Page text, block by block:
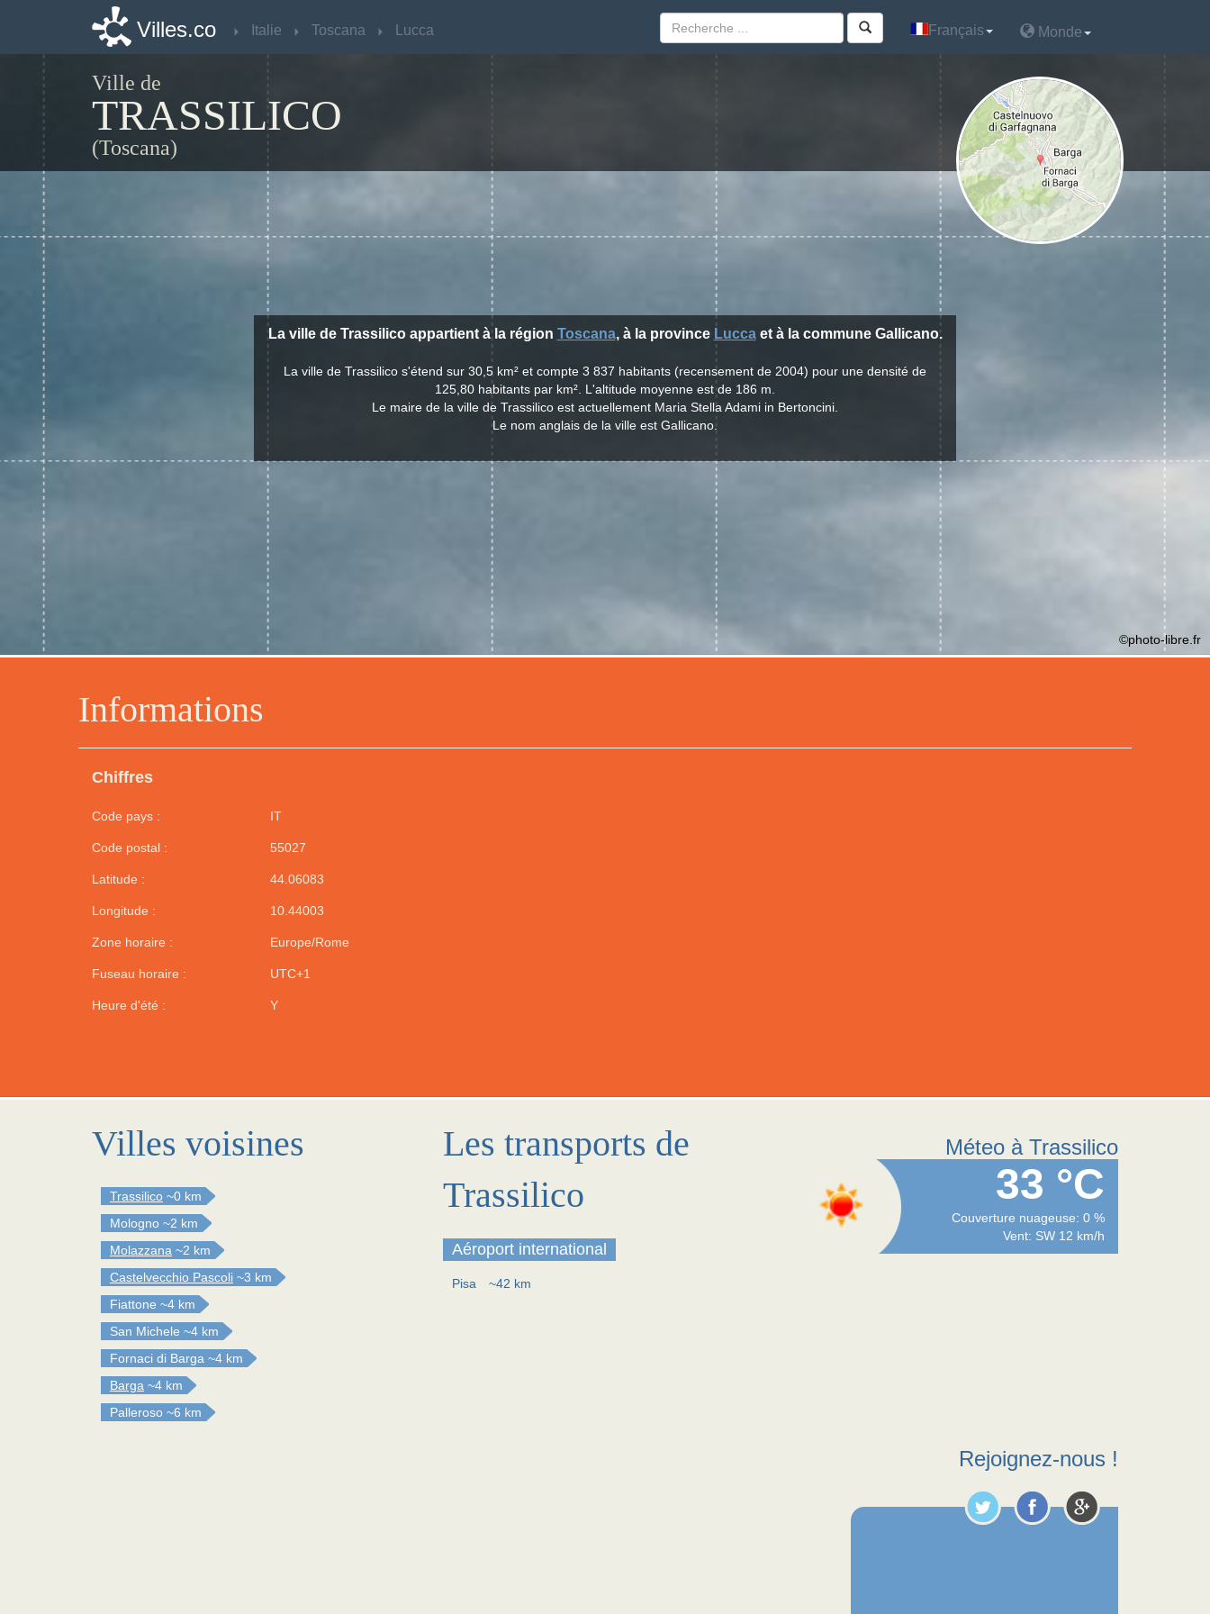
Villes.co Italie Toscana Lucca Français Monde
Ville de
TRASSILICO
(Toscana)
Informations
Chiffres
Code pays : IT
Code postal : 55027
Latitude : 44.06083
Longitude : 10.44003
Zone horaire : Europe/Rome
Fuseau horaire : UTC+1
Heure d'été : Y
La ville de Trassilico appartient à la région Toscana, à la province Luccaet à la commune Gallicano.
La ville de Trassilico s'étend sur 30,5 km² et compte 3 837 habitants (recensement de 2004) pour une densité de
125,80 habitants par km². L'altitude moyenne est de 186 m.
Le maire de la ville de Trassilico est actuellement Maria Stella Adami in Bertoncini.
Le nom anglais de la ville est Gallicano.
©photo-libre.fr
Villes voisines
Trassilico ~0 km
Mologno ~2 km
Molazzana ~2 km
Castelvecchio Pascoli ~3 km
Fiattone ~4 km
San Michele ~4 km
Fornaci di Barga ~4 km
Barga ~4 km
Palleroso ~6 km
Les transports de
Trassilico
Aéroport international
Pisa ~42 km
Méteo à Trassilico
33 °C
Couverture nuageuse: 0 %
Vent: SW 12 km/h
Rejoignez-nous !
Villes.co Italie Toscana Lucca Français Monde